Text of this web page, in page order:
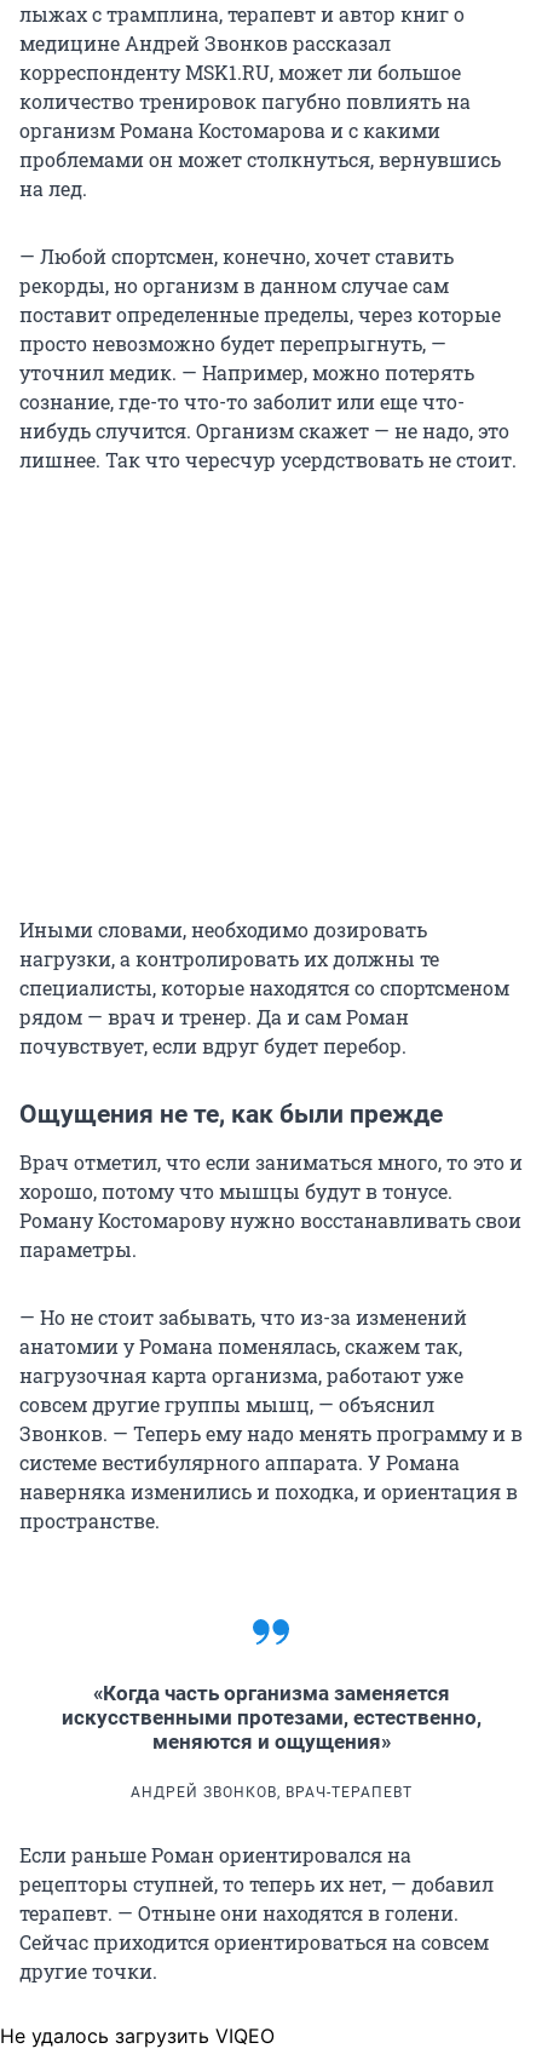
лыжах с трамплина, терапевт и автор книг о
медицине Андрей Звонков рассказал
корреспонденту MSK1.RU, может ли большое
количество тренировок пагубно повлиять на
организм Романа Костомарова и с какими
проблемами он может столкнуться, вернувшись
на лед.
— Любой спортсмен, конечно, хочет ставить
рекорды, но организм в данном случае сам
поставит определенные пределы, через которые
просто невозможно будет перепрыгнуть, —
уточнил медик. — Например, можно потерять
сознание, где-то что-то заболит или еще что-
нибудь случится. Организм скажет — не надо, это
лишнее. Так что чересчур усердствовать не стоит.
Иными словами, необходимо дозировать
нагрузки, а контролировать их должны те
специалисты, которые находятся со спортсменом
рядом — врач и тренер. Да и сам Роман
почувствует, если вдруг будет перебор.
Ощущения не те, как были прежде
Врач отметил, что если заниматься много, то это и
хорошо, потому что мышцы будут в тонусе.
Роману Костомарову нужно восстанавливать свои
параметры.
— Но не стоит забывать, что из-за изменений
анатомии у Романа поменялась, скажем так,
нагрузочная карта организма, работают уже
совсем другие группы мышц, — объяснил
Звонков. — Теперь ему надо менять программу и в
системе вестибулярного аппарата. У Романа
наверняка изменились и походка, и ориентация в
пространстве.
«Когда часть организма заменяется
искусственными протезами, естественно,
меняются и ощущения»
АНДРЕЙ ЗВОНКОВ, ВРАЧ-ТЕРАПЕВТ
Если раньше Роман ориентировался на
рецепторы ступней, то теперь их нет, — добавил
терапевт. — Отныне они находятся в голени.
Сейчас приходится ориентироваться на совсем
другие точки.
Не удалось загрузить VIQEO